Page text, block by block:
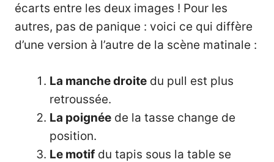
écarts entre les deux images ! Pour les
autres, pas de panique : voici ce qui diffère
d’une version à l’autre de la scène matinale :
La manche droite du pull est plus
retroussée.
La poignée de la tasse change de
position.
Le motif du tapis sous la table se